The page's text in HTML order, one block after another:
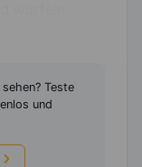
Teste
und